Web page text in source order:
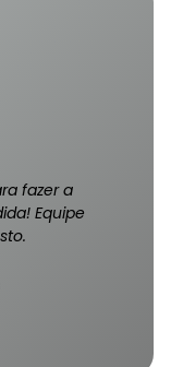
fazer a
Equipe